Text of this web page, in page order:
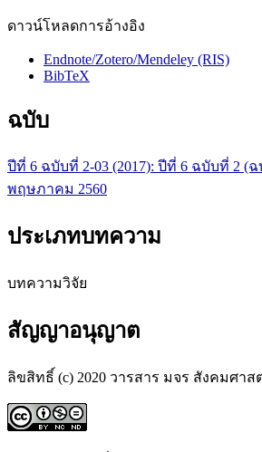
ดาวน์โหลดการอ้างอิง
Endnote/Zotero/Mendeley (RIS)
BibTeX
ฉบับ
ปีที่ 6 ฉบับที่ 2-03 (2017): ปีที่ 6 ฉบับที่ 2 (
พฤษภาคม 2560
ประเภทบทความ
บทความวิจัย
สัญญาอนุญาต
ลิขสิทธิ์ (c) 2020 วารสาร มจร สังคมศา